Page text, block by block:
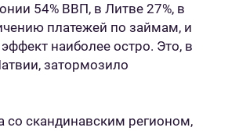
54% ВВП, в Литве 27%, в
платежей по займам, и
наиболее остро. Это, в
затормозило
со скандинавским регионом,